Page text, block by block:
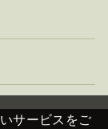
サービスをご
閉
じ